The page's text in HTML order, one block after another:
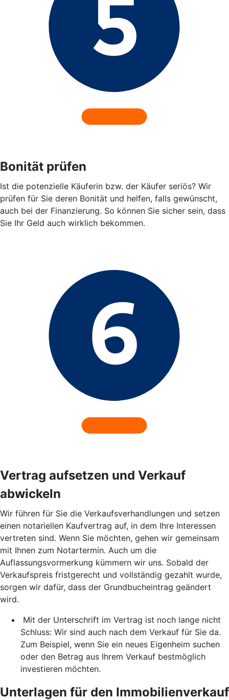
Bonität prüfen
Ist die potenzielle Käuferin bzw. der Käufer seriös? Wir
prüfen für Sie deren Bonität und helfen, falls gewünscht,
auch bei der Finanzierung. So können Sie sicher sein, dass
Sie Ihr Geld auch wirklich bekommen.
Vertrag aufsetzen und Verkauf
abwickeln
Wir führen für Sie die Verkaufsverhandlungen und setzen
einen notariellen Kaufvertrag auf, in dem Ihre Interessen
vertreten sind. Wenn Sie möchten, gehen wir gemeinsam
mit Ihnen zum Notartermin. Auch um die
Auflassungsvormerkung kümmern wir uns. Sobald der
Verkaufspreis fristgerecht und vollständig gezahlt wurde,
sorgen wir dafür, dass der Grundbucheintrag geändert
wird.
Mit der Unterschrift im Vertrag ist noch lange nicht
Schluss: Wir sind auch nach dem Verkauf für Sie da.
Zum Beispiel, wenn Sie ein neues Eigenheim suchen
oder den Betrag aus Ihrem Verkauf bestmöglich
investieren möchten.
Unterlagen für den Immobilienverkauf